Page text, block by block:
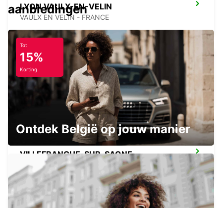
LYON VAULX-EN-VELIN
VAULX EN VELIN - FRANCE
LUCHTHAVEN LYON
LYON - FRANCE
VILLEFRANCHE-SUR-SAONE
VILLEFRANCHE SUR SAONE - FRANCE
aanbiedingen
Tot
15%
Korting
Ontdek België op jouw manier